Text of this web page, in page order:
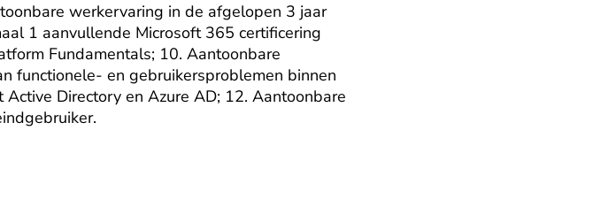
werkervaring in de afgelopen 3 jaar
1 aanvullende Microsoft 365 certificering
Fundamentals; 10. Aantoonbare
functionele- en gebruikersproblemen binnen
Directory en Azure AD; 12. Aantoonbare